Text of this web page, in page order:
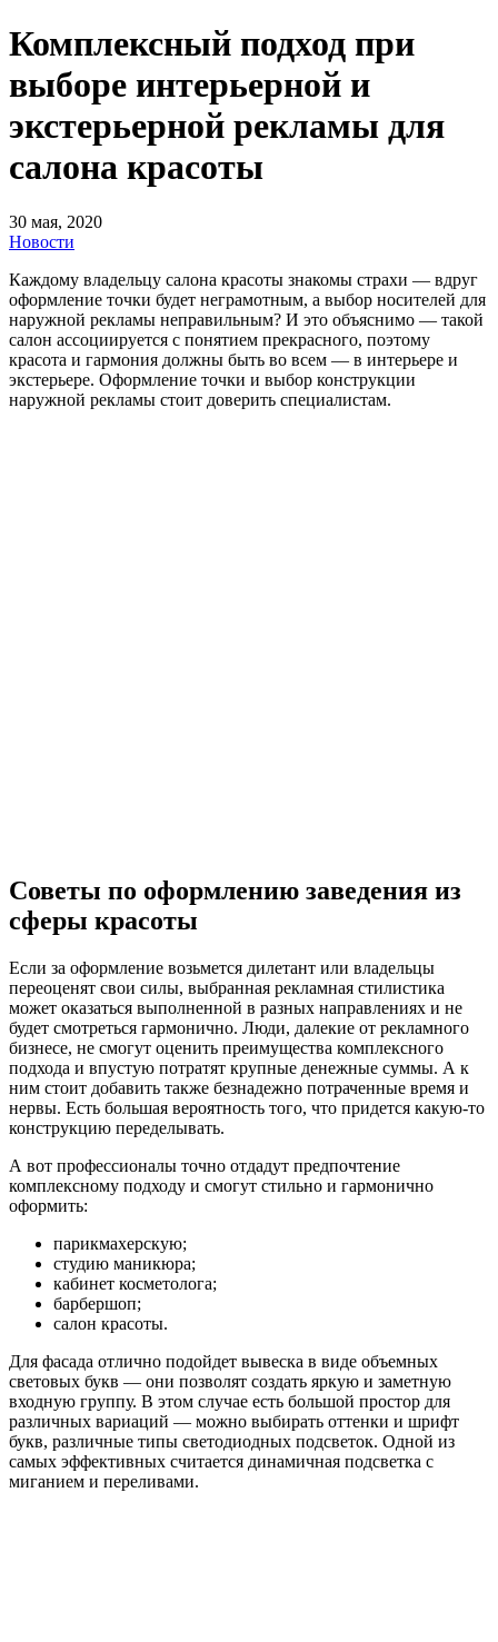
Комплексный подход при
выборе интерьерной и
экстерьерной рекламы для
салона красоты
30 мая, 2020
Новости
Каждому владельцу салона красоты знакомы страхи — вдруг
оформление точки будет неграмотным, а выбор носителей для
наружной рекламы неправильным? И это объяснимо — такой
салон ассоциируется с понятием прекрасного, поэтому
красота и гармония должны быть во всем — в интерьере и
экстерьере. Оформление точки и выбор конструкции
наружной рекламы стоит доверить специалистам.
Советы по оформлению заведения из
сферы красоты
Если за оформление возьмется дилетант или владельцы
переоценят свои силы, выбранная рекламная стилистика
может оказаться выполненной в разных направлениях и не
будет смотреться гармонично. Люди, далекие от рекламного
бизнесе, не смогут оценить преимущества комплексного
подхода и впустую потратят крупные денежные суммы. А к
ним стоит добавить также безнадежно потраченные время и
нервы. Есть большая вероятность того, что придется какую-то
конструкцию переделывать.
А вот профессионалы точно отдадут предпочтение
комплексному подходу и смогут стильно и гармонично
оформить:
парикмахерскую;
студию маникюра;
кабинет косметолога;
барбершоп;
салон красоты.
Для фасада отлично подойдет вывеска в виде объемных
световых букв — они позволят создать яркую и заметную
входную группу. В этом случае есть большой простор для
различных вариаций — можно выбирать оттенки и шрифт
букв, различные типы светодиодных подсветок. Одной из
самых эффективных считается динамичная подсветка с
миганием и переливами.